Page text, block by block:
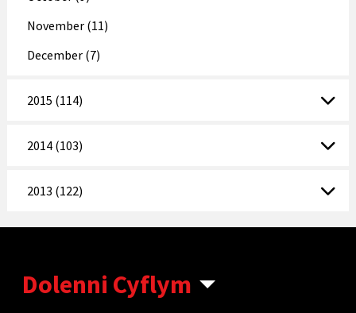
November (11)
December (7)
2015 (114)
2014 (103)
2013 (122)
Dolenni Cyflym